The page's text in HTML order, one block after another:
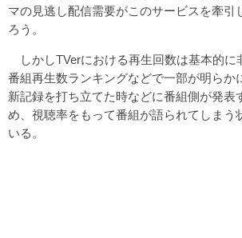
マの見逃し配信需要がこのサービスを牽引
ろう。
しかしTVerにおける再生回数は基本的に
番組再生数ランキングなどで一部が明らか
新記録を打ち立てた時などに番組側が発表
め、視聴率をもって番組が語られてしまう
いる。